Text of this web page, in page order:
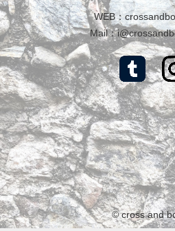
WEB：
Mail：
© cross and